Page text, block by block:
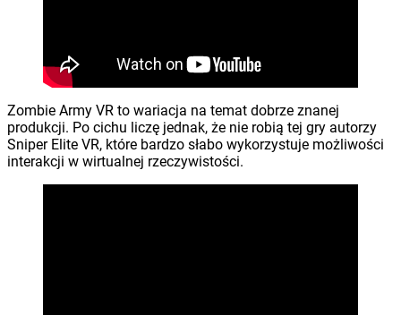
Zombie Army VR to wariacja na temat dobrze znanej
produkcji. Po cichu liczę jednak, że nie robią tej gry autorzy
Sniper Elite VR, które bardzo słabo wykorzystuje możliwości
interakcji w wirtualnej rzeczywistości.